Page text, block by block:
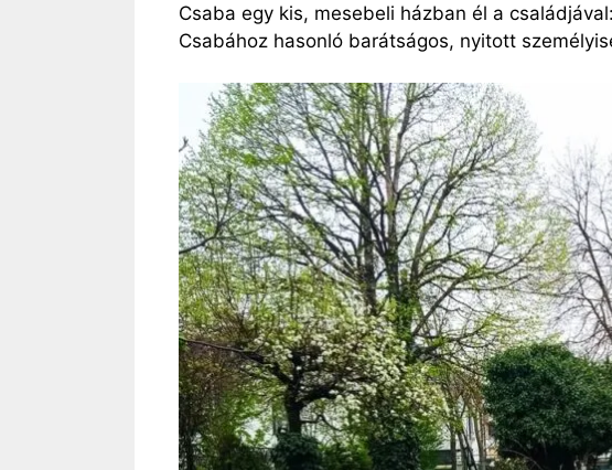
Csaba egy kis, mesebeli házban él a
Csabához hasonló barátságos, nyitott